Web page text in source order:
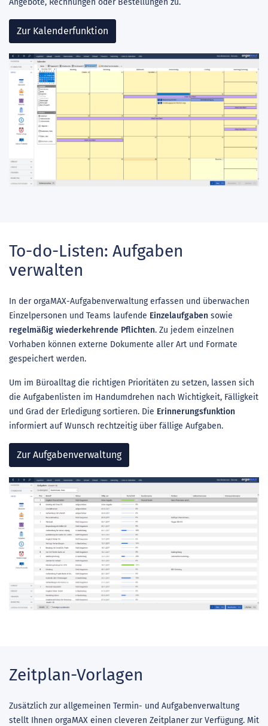
Angebote, Rechnungen oder Bestellungen zu.
Zur Kalenderfunktion
To-do-Listen: Aufgaben
verwalten
In der orgaMAX-Aufgabenverwaltung erfassen und überwachen
Einzelpersonen und Teams laufende Einzelaufgaben sowie
regelmäßig wiederkehrende Pflichten. Zu jedem einzelnen
Vorhaben können externe Dokumente aller Art und Formate
gespeichert werden.
Um im Büroalltag die richtigen Prioritäten zu setzen, lassen sich
die Aufgabenlisten im Handumdrehen nach Wichtigkeit, Fälligkeit
und Grad der Erledigung sortieren. Die Erinnerungsfunktion
informiert auf Wunsch rechtzeitig über fällige Aufgaben.
Zur Aufgabenverwaltung
Zeitplan-Vorlagen
Zusätzlich zur allgemeinen Termin- und Aufgabenverwaltung
stellt Ihnen orgaMAX einen cleveren Zeitplaner zur Verfügung. Mit